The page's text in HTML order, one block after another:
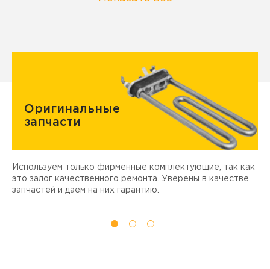
Оригинальные
запчасти
Используем только фирменные комплектующие, так как
это залог качественного ремонта. Уверены в качестве
запчастей и даем на них гарантию.